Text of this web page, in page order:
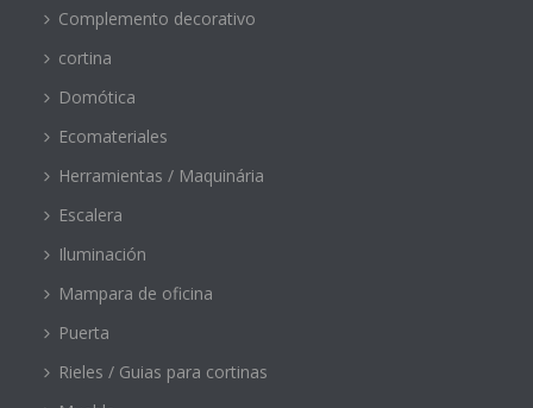
Complemento decorativo
cortina
Domótica
Ecomateriales
Herramientas / Maquinária
Escalera
Iluminación
Mampara de oficina
Puerta
Rieles / Guias para cortinas